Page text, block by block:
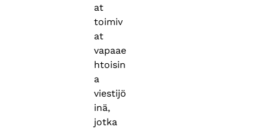
at
toimiv
at
vapaae
htoisin
a
viestijö
inä,
jotka